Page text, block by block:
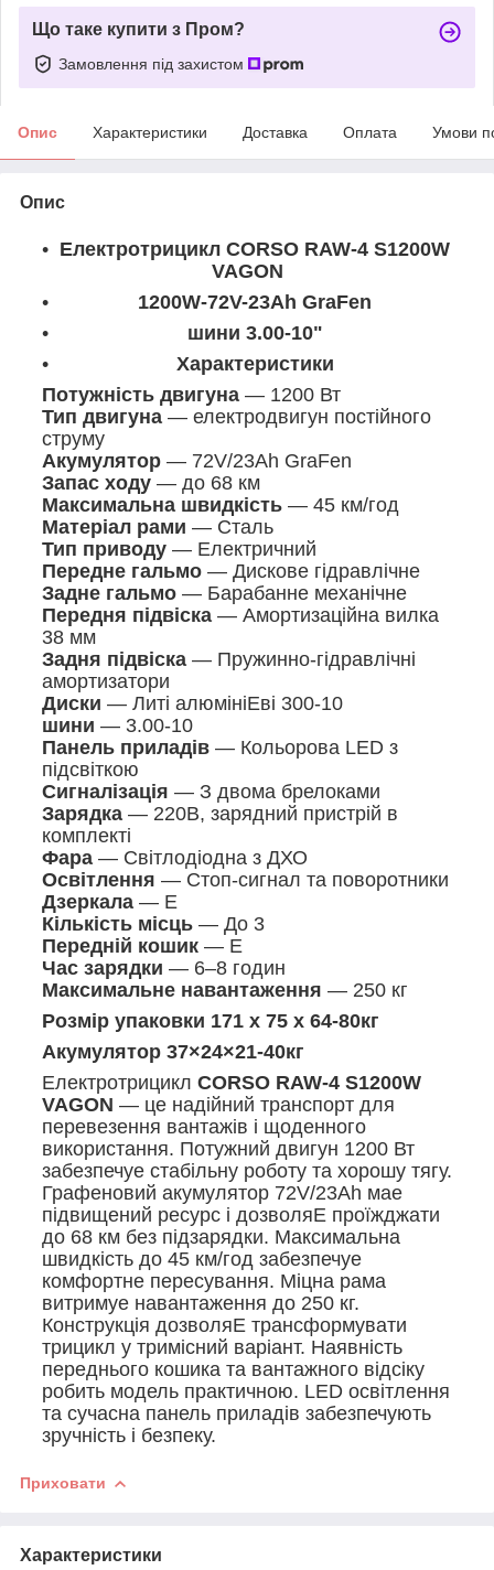
Що таке купити з Пром?
Замовлення під захистом
Опис Характеристики Доставка Оплата Умови
Опис
Електротрицикл CORSO RAW-4 S1200W
VAGON
1200W-72V-23Ah GraFen
шини 3.00-10"
Характеристики
Потужність двигуна — 1200 Вт
Тип двигуна — електродвигун постійного
струму
Акумулятор — 72V/23Ah GraFen
Запас ходу — до 68 км
Максимальна швидкість — 45 км/год
Матеріал рами — Сталь
Тип приводу — Електричний
Передне гальмо — Дискове гідравлічне
Задне гальмо — Барабанне механічне
Передня підвіска — Амортизаційна вилка
38 мм
Задня підвіска — Пружинно-гідравлічні
амортизатори
Диски — Литі алюмініЕві 300-10
шини — 3.00-10
Панель приладів — Кольорова LED з
підсвіткою
Сигналізація — З двома брелоками
Зарядка — 220В, зарядний пристрій в
комплекті
Фара — Світлодіодна з ДХО
Освітлення — Стоп-сигнал та поворотники
Дзеркала — Е
Кількість місць — До 3
Передній кошик — Е
Час зарядки — 6–8 годин
Максимальне навантаження — 250 кг
Розмір упаковки 171 х 75 х 64-80кг
Акумулятор 37×24×21-40кг
Електротрицикл CORSO RAW-4 S1200W
VAGON — це надійний транспорт для
перевезення вантажів і щоденного
використання. Потужний двигун 1200 Вт
забезпечуе стабільну роботу та хорошу тягу.
Графеновий акумулятор 72V/23Ah мае
підвищений ресурс і дозволяЕ проїжджати
до 68 км без підзарядки. Максимальна
швидкість до 45 км/год забезпечуе
комфортне пересування. Міцна рама
витримуе навантаження до 250 кг.
Конструкція дозволяЕ трансформувати
трицикл у тримісний варіант. Наявність
переднього кошика та вантажного відсіку
робить модель практичною. LED освітлення
та сучасна панель приладів забезпечують
зручність і безпеку.
Приховати
Характеристики